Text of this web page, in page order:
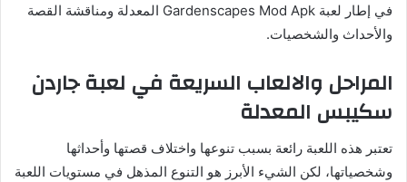
في إطار لعبة Gardenscapes Mod Apk المعدلة ومناقشة القصة
والأحداث والشخصيات.
المراحل والالعاب السريعة في لعبة جاردن
سكيبس المعدلة
تعتبر هذه اللعبة رائعة بسبب تنوعها واختلاف قصتها وأحداثها
وشخصياتها، لكن الشيء الأبرز هو التنوع المذهل في مستويات اللعبة